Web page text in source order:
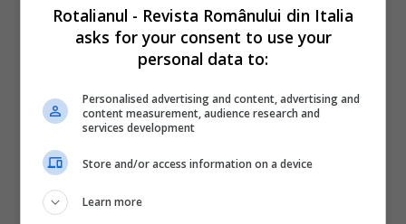
Rotalianul - Revista Românului din Italia
asks for your consent to use your
personal data to:
Personalised advertising and content, advertising and
content measurement, audience research and
services development
Store and/or access information on a device
Learn more